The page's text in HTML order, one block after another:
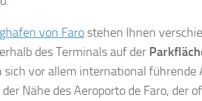
von Faro stehen Ihnen
des Terminals auf der
sich vor allem international
Nähe des Aeroporto de Faro, der